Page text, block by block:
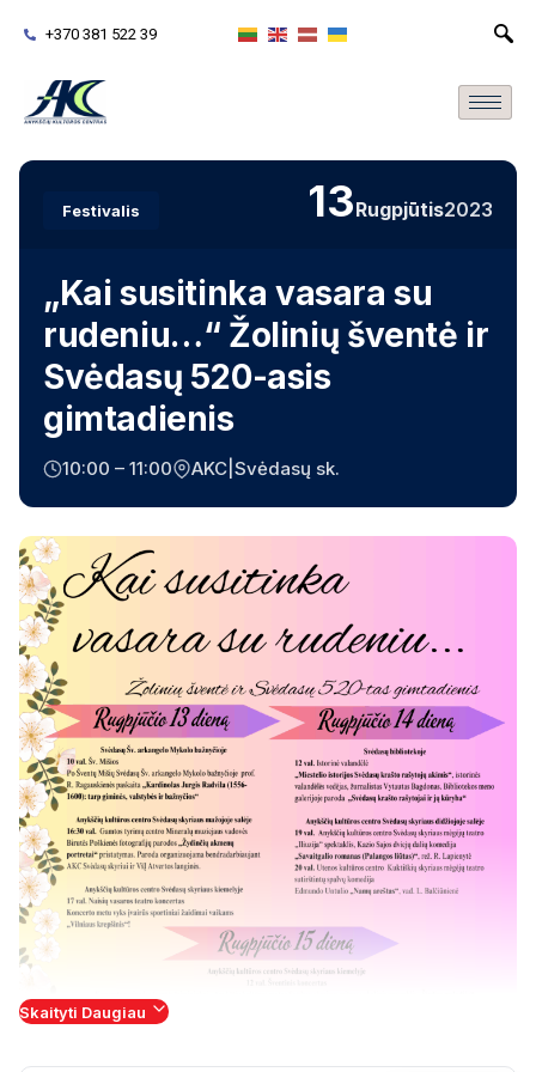
+370 381 522 39
Festivalis 13Rugpjūtis2023
„Kai susitinka vasara su
rudeniu…“ Žolinių šventė ir
Svėdasų 520-asis
gimtadienis
10:00 – 11:00 AKC|Svėdasų sk.
Skaityti Daugiau